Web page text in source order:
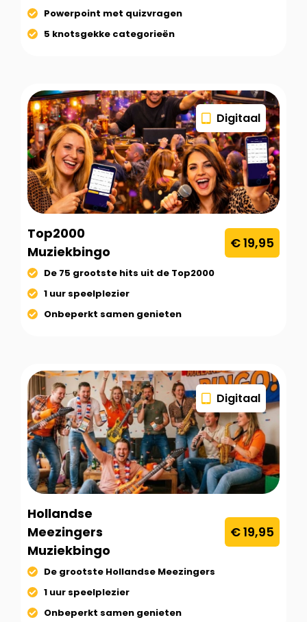
Powerpoint met quizvragen
5 knotsgekke categorieën
Digitaal
Top2000
Muziekbingo
€ 19,95
De 75 grootste hits uit de Top2000
1 uur speelplezier
Onbeperkt samen genieten
Digitaal
Hollandse
Meezingers
Muziekbingo
€ 19,95
De grootste Hollandse Meezingers
1 uur speelplezier
Onbeperkt samen genieten